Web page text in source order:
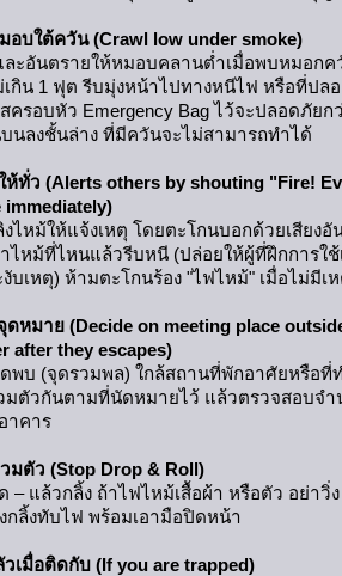
อบใต้ควัน (Crawl low under smoke)
ะอันตรายให้หมอบคลานต่ำเมื่อพบหมอกค
กิน 1 ฟุต รีบมุ่งหน้าไปทางหนีไฟ หรือที่ปล
สครอบหัว Emergency Bag ไว้จะปลอดภัยก
นลงชั้นล่าง ที่มีควันจะไม่สามารถทำได้
ห้ทั่ว (Alerts others by shouting "Fire!
immediately)
งไหม้ให้แจ้งเหตุ โดยตะโกนบอกด้วยเสียงอั
ไหม้ที่ไหนแล้วรีบหนี (ปล่อยให้ผู้ที่ฝึกการใช้
งับเหตุ) ห้ามตะโกนร้อง "ไฟไหม้" เมื่อไม่มีเ
ดหมาย (Decide on meeting place
after they escapes)
พบ (จุดรวมพล) ใกล้สถานที่พักอาศัยหรือที่ท
มตัวกันตามที่นัดหมายไว้ แล้วตรวจสอบจ
าคาร
มตัว (Stop Drop & Roll)
– แล้วกลิ้ง ถ้าไฟไหม้เสื้อผ้า หรือตัว อย่า
กลิ้งทับไฟ พร้อมเอามือปิดหน้า
วเมื่อติดกับ (If you are trapped)